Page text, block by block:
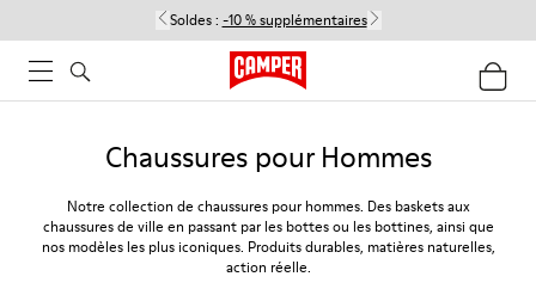
Soldes : -10 % supplémentaires
Chaussures pour Hommes
Notre collection de chaussures pour hommes. Des baskets aux
chaussures de ville en passant par les bottes ou les bottines, ainsi que
nos modèles les plus iconiques. Produits durables, matières naturelles,
action réelle.